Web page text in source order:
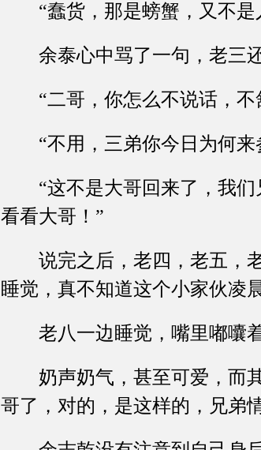
“蠢货，那是螃蟹，又不是
余泰心中骂了一句，老三还
“二哥，你怎么不说话，不
“不用，三弟你今日为何来
“这不是大哥回来了，我们
看看大哥！”
说完之后，老四，老五，老
睡觉，真不知道这个小家伙凌
老八一边睡觉，嘴里嘟囔
奶声奶气，甚至可爱，而其
哥了，对的，是这样的，兄